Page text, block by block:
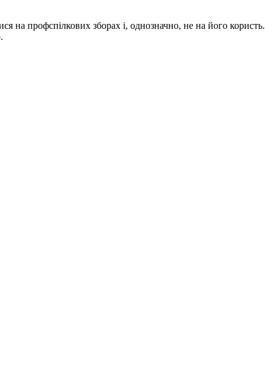
профспілкових зборах і, однозначно, не на його користь.